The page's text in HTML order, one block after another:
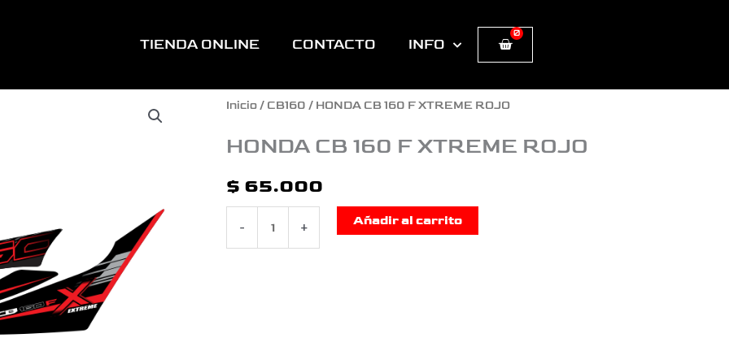
TIENDA ONLINE CONTACTO INFO
0
Cart
Inicio/ CB160 / HONDA CB 160 F XTREME ROJO
HONDA CB 160 F XTREME ROJO
$ 65.000
-
HONDA
CB
F
+ Añadir al carrito